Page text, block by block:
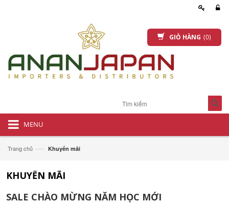
GIỎ HÀNG (0)
MENU
Trang chủ —› Khuyến mãi
KHUYẾN MÃI
SALE CHÀO MỪNG NĂM HỌC MỚI